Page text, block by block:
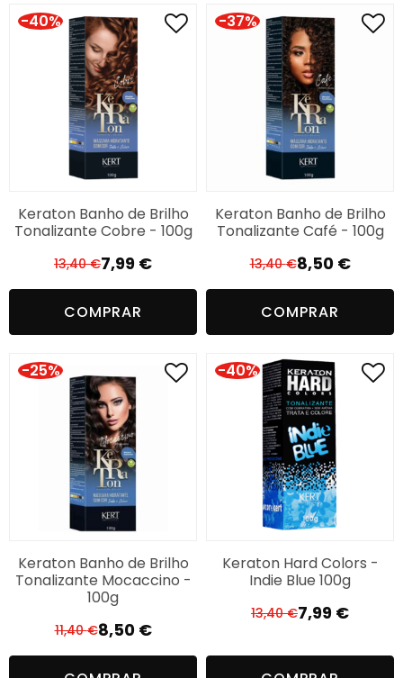
-40%
Keraton Banho de Brilho
Tonalizante Cobre - 100g
13,40€O
preço
original
era:
7,99 €
O
preço
atual
é:
COMPRAR
-37%
Keraton Banho de Brilho
Tonalizante Café - 100g
13,40€O
preço
original
era:
13,40 €.
8,50 €
O
preço
atual
é:
8,50 €.
COMPRAR
-25%
Keraton Banho de Brilho
Tonalizante Mocaccino -
100g
11,40€ O
preço
8,50 €
O
preço
-40%
Keraton Hard Colors -
Indie Blue 100g
13,40€O
7,99 €
O